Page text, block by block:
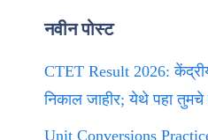
नवीन पोस्ट
CTET Result 2026: केंद्रीय
निकाल जाहीर; येथे पहा तुमचे
Unit Conversions